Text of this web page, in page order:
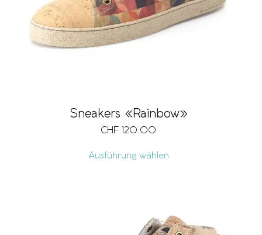
Sneakers «Rainbow»
CHF 120.00
Ausführung wählen